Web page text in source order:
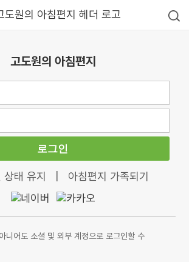
고도원의 아침편지
로그인
상태 유지 아침편지 가족되기
니어도 소셜 및 외부 계정으로 로그인할 수